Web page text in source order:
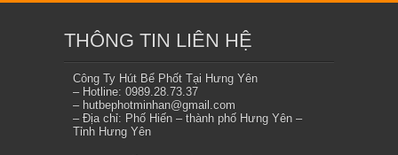
THÔNG TIN LIÊN HỆ
Công Ty Hút Bể Phốt Tại Hưng Yên
– Hotline: 0989.28.73.37
– hutbephotminhan@gmail.com
– Địa chỉ: Phố Hiến – thành phố Hưng Yên –
Tỉnh Hưng Yên